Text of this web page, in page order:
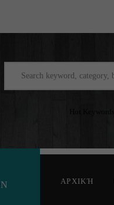
Hot Keywords:
ΑΡΧΙΚΉ